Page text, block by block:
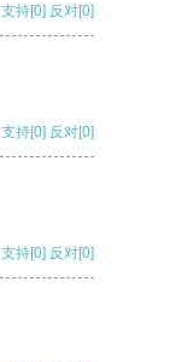
支持[0] 反对[0]
支持[0] 反对[0]
支持[0] 反对[0]